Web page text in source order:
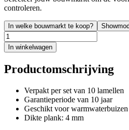
controleren.
In welke bouwmarkt te koop?
In winkelwagen
Productomschrijving
Verpakt per set van 10 lamellen
Garantieperiode van 10 jaar
Geschikt voor warmwaterbuizen
Dikte plank: 4 mm